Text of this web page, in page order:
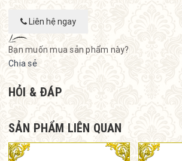
Liên hệ ngay
Bạn muốn mua sản phẩm này?
Chia sẻ
HỎI & ĐÁP
SẢN PHẨM LIÊN QUAN